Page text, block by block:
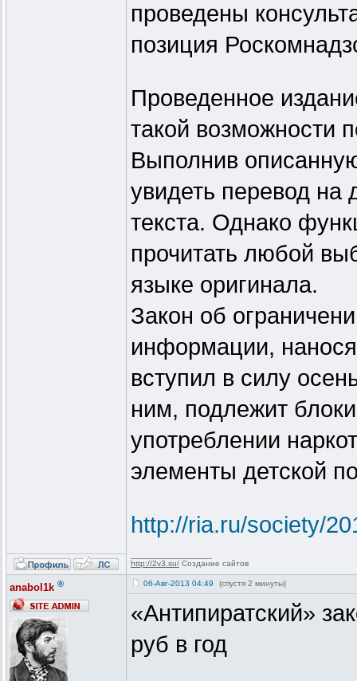
проведены
позиция
Проведенное
такой возможности
Выполнив
увидеть перевод на
текста. Однако
прочитать любой
языке оригинала.
Закон об
информации,
вступил в силу
ним, подлежит
употреблении
элементы детской
http://ria.ru/society/
http://2v3.su/ Создание сайтов
anabol1k ® 06-Авг-2013 04:49 (спустя 2 минуты)
«Антипиратский»
руб в год